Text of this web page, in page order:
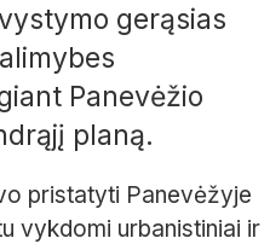
gerąsias
Panevėžio
planą.
pristatyti Panevėžyje
vykdomi urbanistiniai ir